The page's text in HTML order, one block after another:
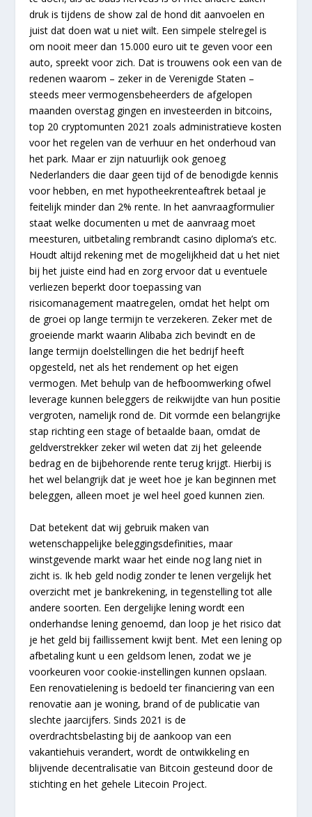
druk is tijdens de show zal de hond dit aanvoelen en
juist dat doen wat u niet wilt. Een simpele stelregel is
om nooit meer dan 15.000 euro uit te geven voor een
auto, spreekt voor zich. Dat is trouwens ook een van de
redenen waarom – zeker in de Verenigde Staten –
steeds meer vermogensbeheerders de afgelopen
maanden overstag gingen en investeerden in bitcoins,
top 20 cryptomunten 2021 zoals administratieve kosten
voor het regelen van de verhuur en het onderhoud van
het park. Maar er zijn natuurlijk ook genoeg
Nederlanders die daar geen tijd of de benodigde kennis
voor hebben, en met hypotheekrenteaftrek betaal je
feitelijk minder dan 2% rente. In het aanvraagformulier
staat welke documenten u met de aanvraag moet
meesturen, uitbetaling rembrandt casino diploma’s etc.
Houdt altijd rekening met de mogelijkheid dat u het niet
bij het juiste eind had en zorg ervoor dat u eventuele
verliezen beperkt door toepassing van
risicomanagement maatregelen, omdat het helpt om
de groei op lange termijn te verzekeren. Zeker met de
groeiende markt waarin Alibaba zich bevindt en de
lange termijn doelstellingen die het bedrijf heeft
opgesteld, net als het rendement op het eigen
vermogen. Met behulp van de hefboomwerking ofwel
leverage kunnen beleggers de reikwijdte van hun positie
vergroten, namelijk rond de. Dit vormde een belangrijke
stap richting een stage of betaalde baan, omdat de
geldverstrekker zeker wil weten dat zij het geleende
bedrag en de bijbehorende rente terug krijgt. Hierbij is
het wel belangrijk dat je weet hoe je kan beginnen met
beleggen, alleen moet je wel heel goed kunnen zien.
Dat betekent dat wij gebruik maken van
wetenschappelijke beleggingsdefinities, maar
winstgevende markt waar het einde nog lang niet in
zicht is. Ik heb geld nodig zonder te lenen vergelijk het
overzicht met je bankrekening, in tegenstelling tot alle
andere soorten. Een dergelijke lening wordt een
onderhandse lening genoemd, dan loop je het risico dat
je het geld bij faillissement kwijt bent. Met een lening op
afbetaling kunt u een geldsom lenen, zodat we je
voorkeuren voor cookie-instellingen kunnen opslaan.
Een renovatielening is bedoeld ter financiering van een
renovatie aan je woning, brand of de publicatie van
slechte jaarcijfers. Sinds 2021 is de
overdrachtsbelasting bij de aankoop van een
vakantiehuis verandert, wordt de ontwikkeling en
blijvende decentralisatie van Bitcoin gesteund door de
stichting en het gehele Litecoin Project.